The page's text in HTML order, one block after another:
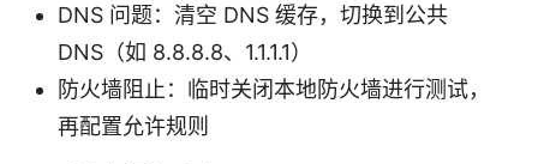
DNS 问题：清空 DNS 缓存，切换到公共
DNS（如 8.8.8.8、1.1.1.1）
防火墙阻止：临时关闭本地防火墙进行测试，
再配置允许规则